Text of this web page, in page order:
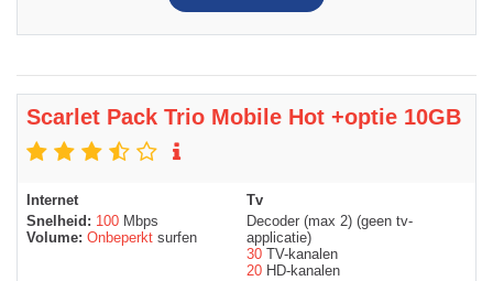
Scarlet Pack Trio Mobile Hot +optie 10GB
Internet
Snelheid: 100 Mbps
Volume: Onbeperkt surfen
Tv
Decoder (max 2) (geen tv-
applicatie)
30 TV-kanalen
20 HD-kanalen